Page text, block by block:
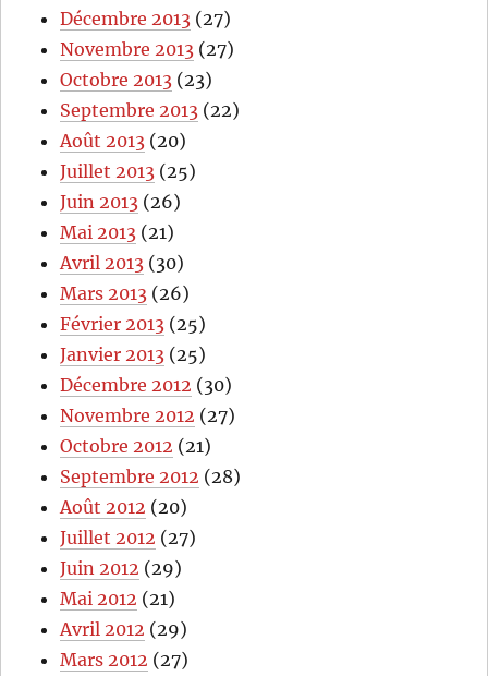
Décembre 2013 (27)
Novembre 2013 (27)
Octobre 2013 (23)
Septembre 2013 (22)
Août 2013 (20)
Juillet 2013 (25)
Juin 2013 (26)
Mai 2013 (21)
Avril 2013 (30)
Mars 2013 (26)
Février 2013 (25)
Janvier 2013 (25)
Décembre 2012 (30)
Novembre 2012 (27)
Octobre 2012 (21)
Septembre 2012 (28)
Août 2012 (20)
Juillet 2012 (27)
Juin 2012 (29)
Mai 2012 (21)
Avril 2012 (29)
Mars 2012 (27)